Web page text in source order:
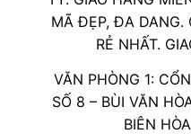
MÃ ĐẸP, ĐA DANG.
RẺ NHẤT.
VĂN PHÒNG 1:
SỐ 8 – BÙI VĂN
BIÊN